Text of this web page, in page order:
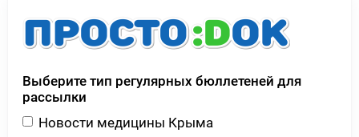
Выберите тип регулярных бюллетеней для
рассылки
Новости медицины Крыма